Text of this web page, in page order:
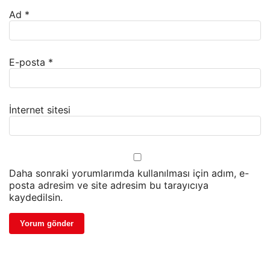
Ad *
E-posta *
İnternet sitesi
Daha sonraki yorumlarımda kullanılması için adım, e-
posta adresim ve site adresim bu tarayıcıya
kaydedilsin.